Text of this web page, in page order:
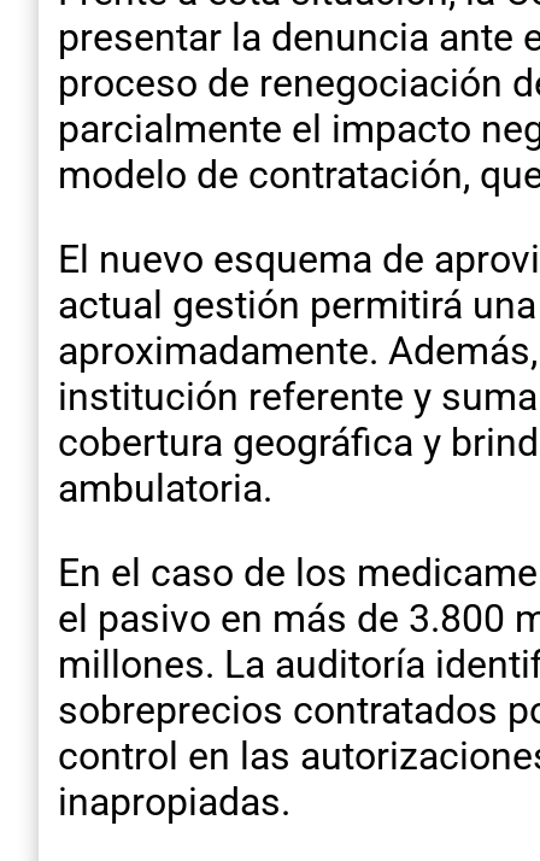
presentar la denuncia ante
proceso de renegociación
parcialmente el impacto
modelo de contratación,
El nuevo esquema de
actual gestión permitirá
aproximadamente.
institución referente y
cobertura geográfica y
ambulatoria.
En el caso de los
el pasivo en más de 3.800
millones. La auditoría
sobreprecios contratados
control en las
inapropiadas.